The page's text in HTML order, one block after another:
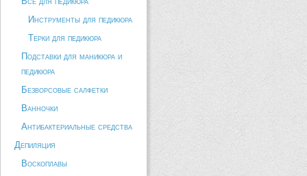
Инструменты для педикюра
Терки для педикюра
Подставки для маникюра и
педикюра
Безворсовые салфетки
Ванночки
Антибактериальные средства
Депиляция
Воскоплавы